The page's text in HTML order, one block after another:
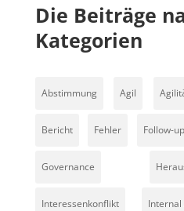
Die Beiträge
Kategorien
Abstimmung Agil
Bericht Fehler Follow-up
Governance
Interessenkonflikt